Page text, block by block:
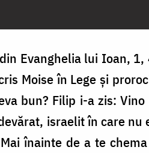
Evanghelia lui Ioan,
Moise în Lege şi
bun? Filip i-a zis:
israelit în care nu
înainte de a te